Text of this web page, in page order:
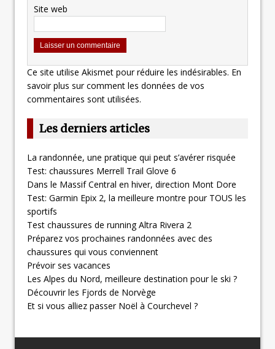
Site web
Ce site utilise Akismet pour réduire les indésirables. En
savoir plus sur comment les données de vos
commentaires sont utilisées.
Les derniers articles
La randonnée, une pratique qui peut s’avérer risquée
Test: chaussures Merrell Trail Glove 6
Dans le Massif Central en hiver, direction Mont Dore
Test: Garmin Epix 2, la meilleure montre pour TOUS les
sportifs
Test chaussures de running Altra Rivera 2
Préparez vos prochaines randonnées avec des
chaussures qui vous conviennent
Prévoir ses vacances
Les Alpes du Nord, meilleure destination pour le ski ?
Découvrir les Fjords de Norvège
Et si vous alliez passer Noël à Courchevel ?